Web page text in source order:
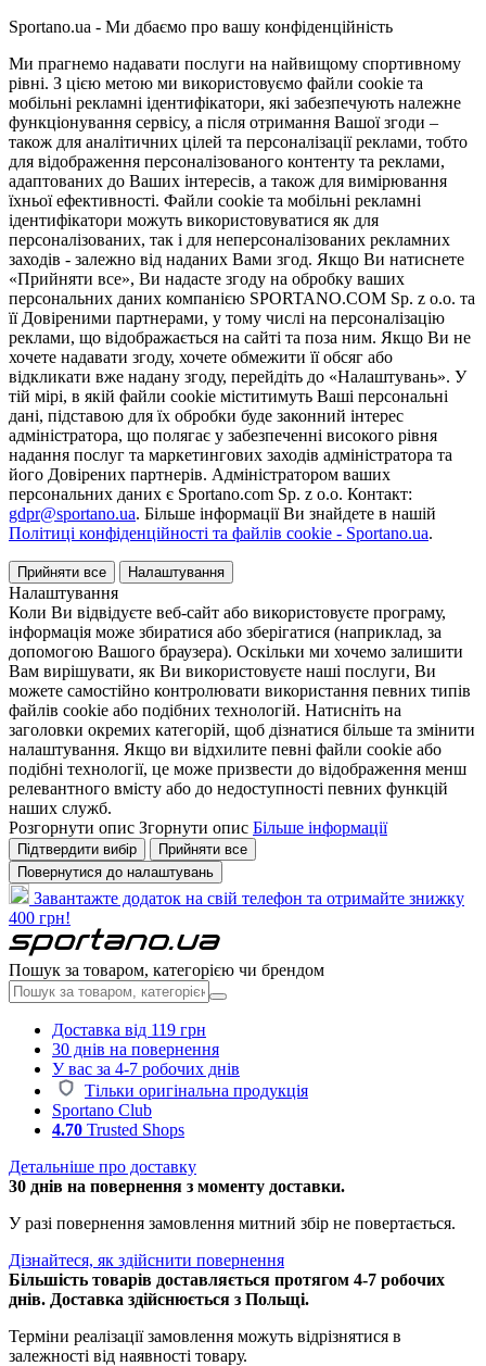
Sportano.ua - Ми дбаємо про вашу конфіденційність
Ми прагнемо надавати послуги на найвищому спортивному
рівні. З цією метою ми використовуємо файли cookie та
мобільні рекламні ідентифікатори, які забезпечують належне
функціонування сервісу, а після отримання Вашої згоди –
також для аналітичних цілей та персоналізації реклами, тобто
для відображення персоналізованого контенту та реклами,
адаптованих до Ваших інтересів, а також для вимірювання
їхньої ефективності. Файли cookie та мобільні рекламні
ідентифікатори можуть використовуватися як для
персоналізованих, так і для неперсоналізованих рекламних
заходів - залежно від наданих Вами згод. Якщо Ви натиснете
«Прийняти все», Ви надасте згоду на обробку ваших
персональних даних компанією SPORTANO.COM Sp. z o.o. та
її Довіреними партнерами, у тому числі на персоналізацію
реклами, що відображається на сайті та поза ним. Якщо Ви не
хочете надавати згоду, хочете обмежити її обсяг або
відкликати вже надану згоду, перейдіть до «Налаштувань». У
тій мірі, в якій файли cookie міститимуть Ваші персональні
дані, підставою для їх обробки буде законний інтерес
адміністратора, що полягає у забезпеченні високого рівня
надання послуг та маркетингових заходів адміністратора та
його Довірених партнерів. Адміністратором ваших
персональних даних є Sportano.com Sp. z o.o. Контакт:
gdpr@sportano.ua. Більше інформації Ви знайдете в нашій
Політиці конфіденційності та файлів cookie - Sportano.ua.
Прийняти все Налаштування
Налаштування
Коли Ви відвідуєте веб-сайт або використовуєте програму,
інформація може збиратися або зберігатися (наприклад, за
допомогою Вашого браузера). Оскільки ми хочемо залишити
Вам вирішувати, як Ви використовуєте наші послуги, Ви
можете самостійно контролювати використання певних типів
файлів cookie або подібних технологій. Натисніть на
заголовки окремих категорій, щоб дізнатися більше та змінити
налаштування. Якщо ви відхилите певні файли cookie або
подібні технології, це може призвести до відображення менш
релевантного вмісту або до недоступності певних функцій
наших служб.
Розгорнути опис Згорнути опис Більше інформації
Підтвердити вибір
Прийняти все
Повернутися до налаштувань
Завантажте додаток на свій телефон та отримайте знижку
400 грн!
Пошук за товаром, категорією чи брендом
Доставка від 119 грн
30 днів на повернення
У вас за 4-7 робочих днів
Тільки оригінальна продукція
Sportano Club
4.70 Trusted Shops
Детальніше про доставку
30 днів на повернення з моменту доставки.
У разі повернення замовлення митний збір не повертається.
Дізнайтеся, як здійснити повернення
Більшість товарів доставляється протягом 4-7 робочих
днів. Доставка здійснюється з Польщі.
Терміни реалізації замовлення можуть відрізнятися в
залежності від наявності товару.